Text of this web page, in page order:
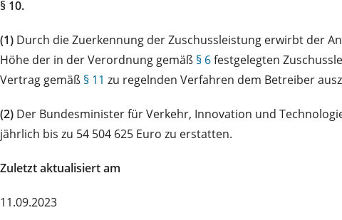
§ 10.
(1) Durch die Zuerkennung der Zuschussleistung erwirbt der
Höhe der in der Verordnung gemäß § 6festgelegten
Vertrag gemäß § 11 zu regelnden Verfahren dem Betreiber
(2) Der Bundesminister für Verkehr, Innovation und
jährlich bis zu 54 504 625 Euro zu erstatten.
Zuletzt aktualisiert am
11.09.2023